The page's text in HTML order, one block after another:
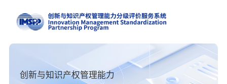
创新与知识产权管理能力